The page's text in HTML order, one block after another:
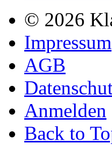
© 2026
Impressum
AGB
Anmelden
Back to